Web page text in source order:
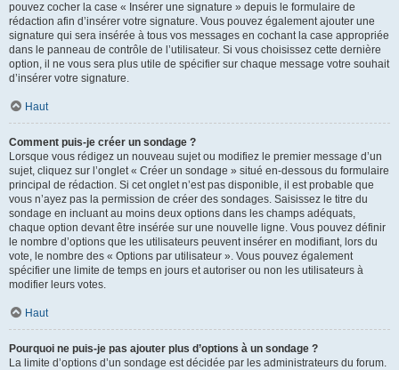
pouvez cocher la case « Insérer une signature » depuis le formulaire de
rédaction afin d’insérer votre signature. Vous pouvez également ajouter une
signature qui sera insérée à tous vos messages en cochant la case appropriée
dans le panneau de contrôle de l’utilisateur. Si vous choisissez cette dernière
option, il ne vous sera plus utile de spécifier sur chaque message votre souhait
d’insérer votre signature.
Haut
Comment puis-je créer un sondage ?
Lorsque vous rédigez un nouveau sujet ou modifiez le premier message d’un
sujet, cliquez sur l’onglet « Créer un sondage » situé en-dessous du formulaire
principal de rédaction. Si cet onglet n’est pas disponible, il est probable que
vous n’ayez pas la permission de créer des sondages. Saisissez le titre du
sondage en incluant au moins deux options dans les champs adéquats,
chaque option devant être insérée sur une nouvelle ligne. Vous pouvez définir
le nombre d’options que les utilisateurs peuvent insérer en modifiant, lors du
vote, le nombre des « Options par utilisateur ». Vous pouvez également
spécifier une limite de temps en jours et autoriser ou non les utilisateurs à
modifier leurs votes.
Haut
Pourquoi ne puis-je pas ajouter plus d’options à un sondage ?
La limite d’options d’un sondage est décidée par les administrateurs du forum.